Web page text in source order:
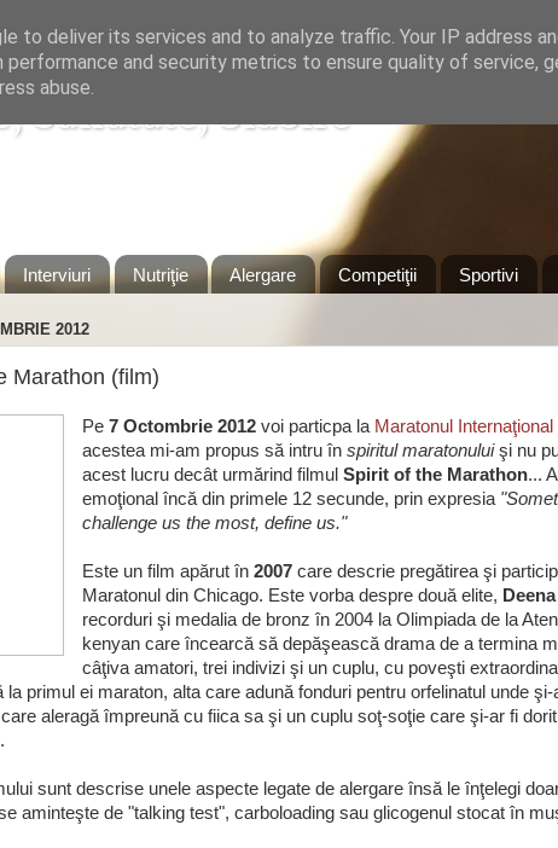
Sanatate, Slabire
Interviuri Nutriţie Alergare Competiţii Sportivi
2012
Marathon (film)
Pe 7 Octombrie 2012voi particpa la Maratonul
acestea mi-am propus să intru în spiritul maratonuluişi nu
acest lucru decât urmărind filmul Spirit of the Marathon...
emoţional încă din primele 12 secunde, prin expresia
challenge us the most, define us."
Este un film apărut în 2007care descrie pregătirea şi
Maratonul din Chicago. Este vorba despre două elite,
recorduri şi medalia de bronz în 2004 la Olimpiada de la
kenyan care încearcă să depăşească drama de a termina
câţiva amatori, trei indivizi şi un cuplu, cu poveşti
la primul ei maraton, alta care adună fonduri pentru orfelinatul unde
aleragă împreună cu fiica sa şi un cuplu soţ-soţie care şi-ar fi
sunt descrise unele aspecte legate de alergare însă le înţelegi
aminteşte de "talking test", carboloading sau glicogenul stocat în
to deliver its services and to analyze traffic. Your IP address
performance and security metrics to ensure quality of service,
abuse.